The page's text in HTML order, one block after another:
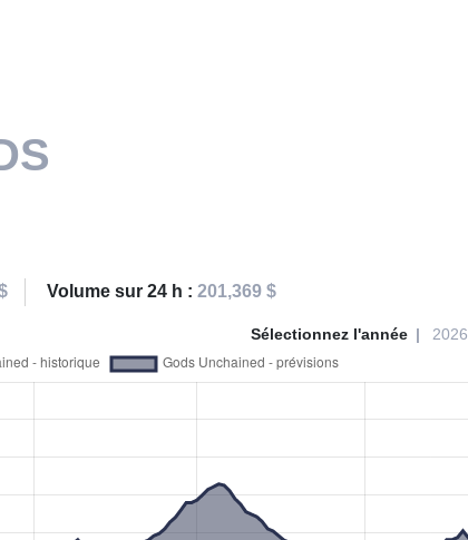
Volume sur 24 h : 201,369 $
Sélectionnez l'année 2026